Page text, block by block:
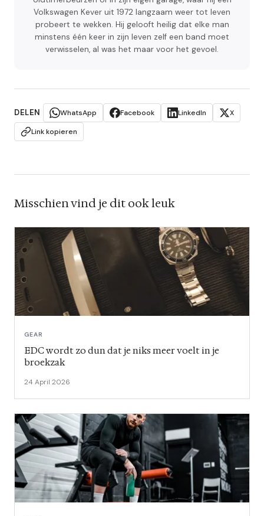
Volkswagen Kever uit 1972 langzaam weer tot leven
probeert te wekken. Hij gelooft heilig dat elke man
minstens één keer in zijn leven zelf een band moet
verwisselen, al was het maar voor het gevoel.
DELEN WhatsApp Facebook LinkedIn
X
Link kopieren
Misschien vind je dit ook leuk
GEAR
EDC wordt zo dun dat je niks meer voelt in je
broekzak
24 April 2026